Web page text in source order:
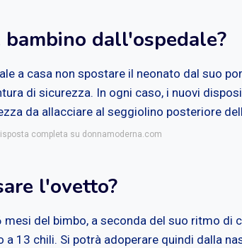
dall'ospedale?
a casa non spostare il neonato dal suo
di sicurezza. In ogni caso, i nuovi
da allacciare al seggiolino posteriore
completa su donnamoderna.com
l'ovetto?
del bimbo, a seconda del suo ritmo di
a 13 chili. Si potrà adoperare quindi dalla